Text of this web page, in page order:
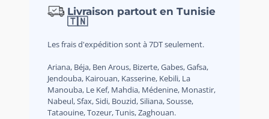
Livraison partout en Tunisie
🇹🇳
Les frais d'expédition sont à 7DT seulement.
Ariana, Béja, Ben Arous, Bizerte, Gabes, Gafsa,
Jendouba, Kairouan, Kasserine, Kebili, La
Manouba, Le Kef, Mahdia, Médenine, Monastir,
Nabeul, Sfax, Sidi, Bouzid, Siliana, Sousse,
Tataouine, Tozeur, Tunis, Zaghouan.